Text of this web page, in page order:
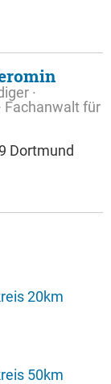
·
Fachanwalt für
Dortmund
20km
50km